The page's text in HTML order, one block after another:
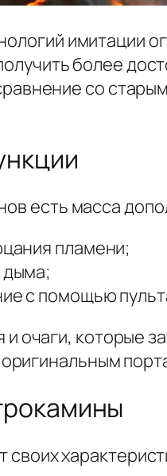
имитации
более
со
есть масса
пламени;
дыма;
с помощью
очаги, которые
своих